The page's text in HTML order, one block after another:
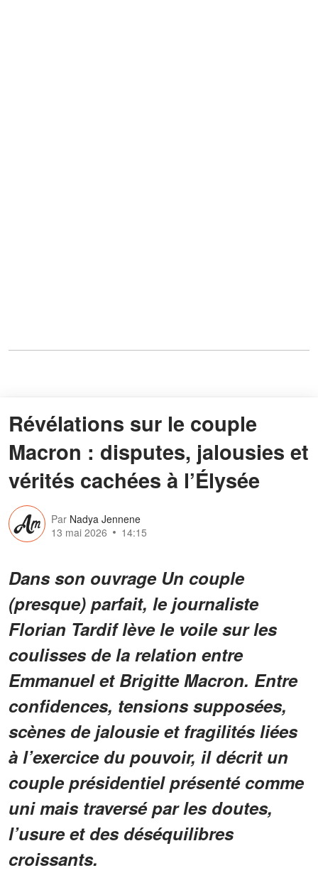
Révélations sur le couple
Macron : disputes, jalousies et
vérités cachées à l’Élysée
Par Nadya Jennene
13 mai 2026
14:15
Dans son ouvrage Un couple
(presque) parfait, le journaliste
Florian Tardif lève le voile sur les
coulisses de la relation entre
Emmanuel et Brigitte Macron. Entre
confidences, tensions supposées,
scènes de jalousie et fragilités liées
à l’exercice du pouvoir, il décrit un
couple présidentiel présenté comme
uni mais traversé par les doutes,
l’usure et des déséquilibres
croissants.